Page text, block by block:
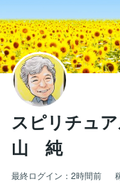
スピリチュ
山 純
最終ログイン： 2時間前